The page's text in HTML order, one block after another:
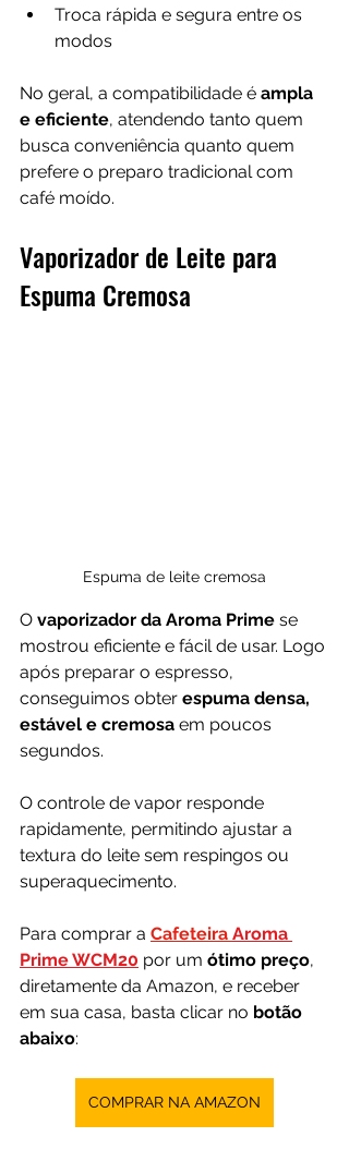
Troca rápida e segura entre os
modos
No geral, a compatibilidade é ampla
e eficiente, atendendo tanto quem
busca conveniência quanto quem
prefere o preparo tradicional com
café moído.
Vaporizador de Leite para
Espuma Cremosa
Espuma de leite cremosa
O vaporizador da Aroma Prime se
mostrou eficiente e fácil de usar. Logo
após preparar o espresso,
conseguimos obter espuma densa,
estável e cremosa em poucos
segundos.
O controle de vapor responde
rapidamente, permitindo ajustar a
textura do leite sem respingos ou
superaquecimento.
Para comprar a Cafeteira Aroma
Prime WCM20 por um ótimo preço,
diretamente da Amazon, e receber
em sua casa, basta clicar no botão
abaixo:
COMPRAR NA AMAZON